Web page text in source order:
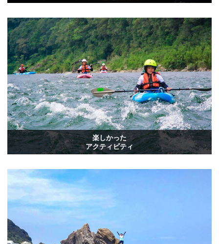
楽しかった
アクティビティ